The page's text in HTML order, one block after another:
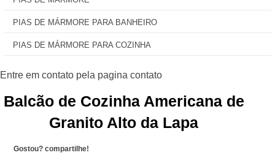
PIAS DE MÁRMORE PARA BANHEIRO
PIAS DE MÁRMORE PARA COZINHA
Balcão de Cozinha Americana de
Granito Alto da Lapa
Gostou? compartilhe!